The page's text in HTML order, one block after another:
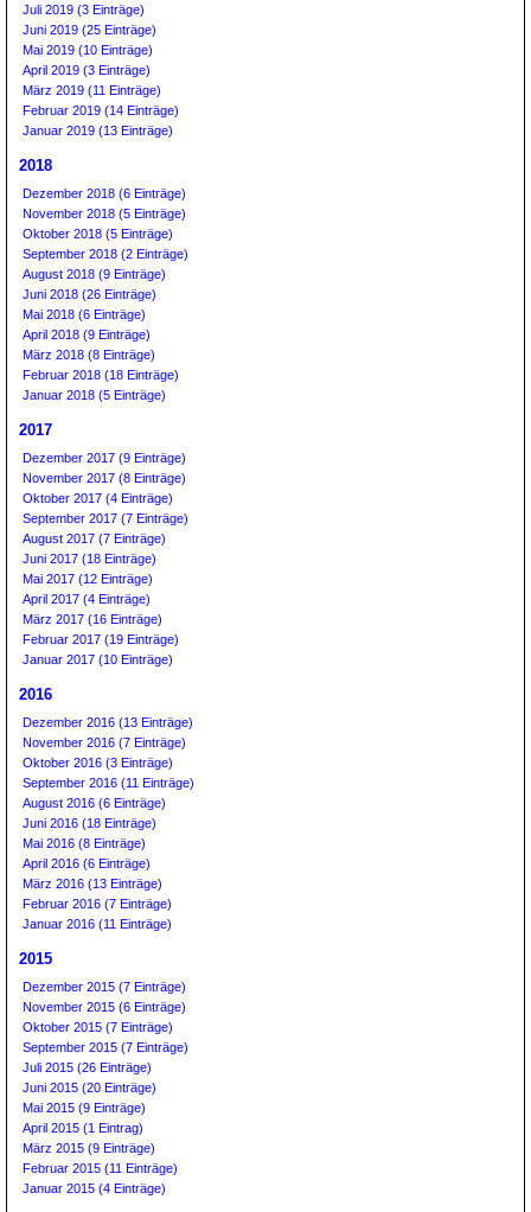
Juli 2019 (3 Einträge)
Juni 2019 (25 Einträge)
Mai 2019 (10 Einträge)
April 2019 (3 Einträge)
März 2019 (11 Einträge)
Februar 2019 (14 Einträge)
Januar 2019 (13 Einträge)
2018
Dezember 2018 (6 Einträge)
November 2018 (5 Einträge)
Oktober 2018 (5 Einträge)
September 2018 (2 Einträge)
August 2018 (9 Einträge)
Juni 2018 (26 Einträge)
Mai 2018 (6 Einträge)
April 2018 (9 Einträge)
März 2018 (8 Einträge)
Februar 2018 (18 Einträge)
Januar 2018 (5 Einträge)
2017
Dezember 2017 (9 Einträge)
November 2017 (8 Einträge)
Oktober 2017 (4 Einträge)
September 2017 (7 Einträge)
August 2017 (7 Einträge)
Juni 2017 (18 Einträge)
Mai 2017 (12 Einträge)
April 2017 (4 Einträge)
März 2017 (16 Einträge)
Februar 2017 (19 Einträge)
Januar 2017 (10 Einträge)
2016
Dezember 2016 (13 Einträge)
November 2016 (7 Einträge)
Oktober 2016 (3 Einträge)
September 2016 (11 Einträge)
August 2016 (6 Einträge)
Juni 2016 (18 Einträge)
Mai 2016 (8 Einträge)
April 2016 (6 Einträge)
März 2016 (13 Einträge)
Februar 2016 (7 Einträge)
Januar 2016 (11 Einträge)
2015
Dezember 2015 (7 Einträge)
November 2015 (6 Einträge)
Oktober 2015 (7 Einträge)
September 2015 (7 Einträge)
Juli 2015 (26 Einträge)
Juni 2015 (20 Einträge)
Mai 2015 (9 Einträge)
April 2015 (1 Eintrag)
März 2015 (9 Einträge)
Februar 2015 (11 Einträge)
Januar 2015 (4 Einträge)